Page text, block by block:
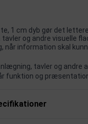
1 cm dyb gør det
og andre visuelle
når information skal
tavler og andre
funktion og